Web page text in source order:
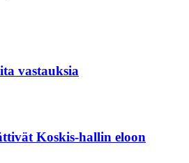
vastauksia
Koskis-hallin eloon